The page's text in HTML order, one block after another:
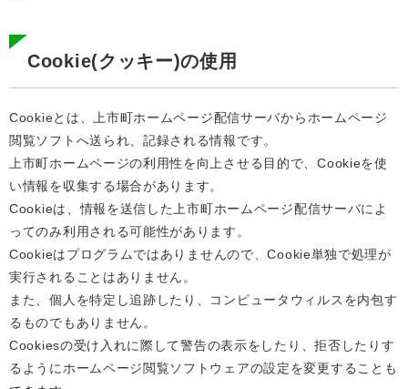
Cookie(クッキー)の使用
Cookieとは、上市町ホームページ配信サーバからホームページ
閲覧ソフトへ送られ、記録される情報です。
上市町ホームページの利用性を向上させる目的で、Cookieを使
い情報を収集する場合があります。
Cookieは、情報を送信した上市町ホームページ配信サーバによ
ってのみ利用される可能性があります。
Cookieはプログラムではありませんので、Cookie単独で処理が
実行されることはありません。
また、個人を特定し追跡したり、コンピュータウィルスを内包す
るものでもありません。
Cookiesの受け入れに際して警告の表示をしたり、拒否したりす
るようにホームページ閲覧ソフトウェアの設定を変更することも